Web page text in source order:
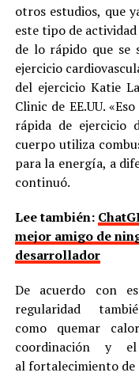
otros estudios, que
este tipo de
de lo rápido que se
ejercicio
del ejercicio Katie
Clinic de EE.UU.
rápida de ejercicio
cuerpo utiliza
para la energía, a
continuó.
Lee también:
mejor amigo de
desarrollador
De acuerdo con
regularidad
como quemar
coordinación y
al fortalecimiento de